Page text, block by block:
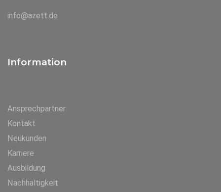
info@azett.de
Information
Ansprechpartner
Kontakt
Neukunden
Karriere
Ausbildung
Nachhaltigkeit